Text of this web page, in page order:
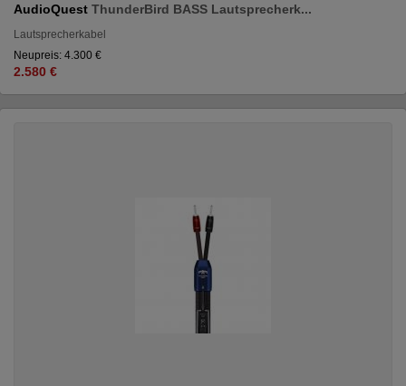
AudioQuest ThunderBird BASS Lautsprecherk...
Lautsprecherkabel
Neupreis: 4.300 €
2.580 €